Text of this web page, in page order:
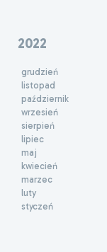
2022
grudzień
listopad
październik
wrzesień
sierpień
lipiec
maj
kwiecień
marzec
luty
styczeń